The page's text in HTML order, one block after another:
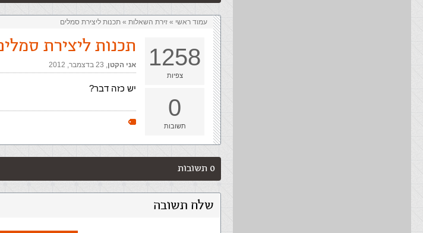
עמוד ראשי » ‏זירת השאלות‏ » תכנות ליצירת סמלים
1258
צפיות
0
תשובות
תכנות ליצירת
אני הקטן,‏ 23 בדצמבר, 2012
יש כזה דבר?
0 תשובות
שלח תשובה